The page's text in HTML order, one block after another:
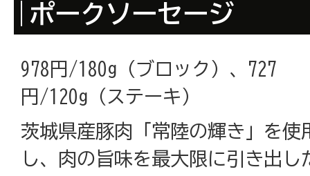
ポークソーセージ
978円/180g（ブロック）、727
円/120g（ステーキ）
茨城県産豚肉「常陸の輝き」を使
し、肉の旨味を最大限に引き出し